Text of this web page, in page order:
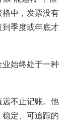
中，发票没有
季度或年底才
始终处于一种
不止记账。他
定、可追踪的